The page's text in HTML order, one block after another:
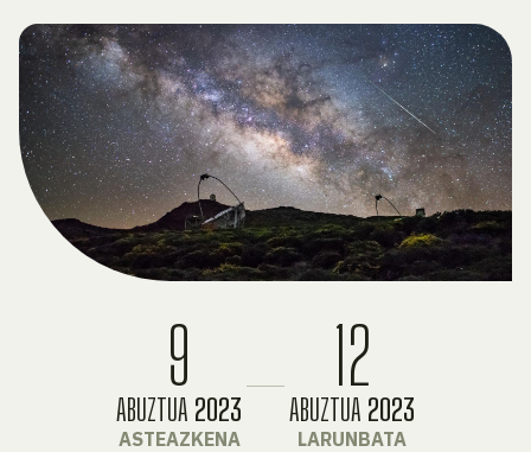
9
ABUZTUA 2023
ASTEAZKENA
12
ABUZTUA 2023
LARUNBATA